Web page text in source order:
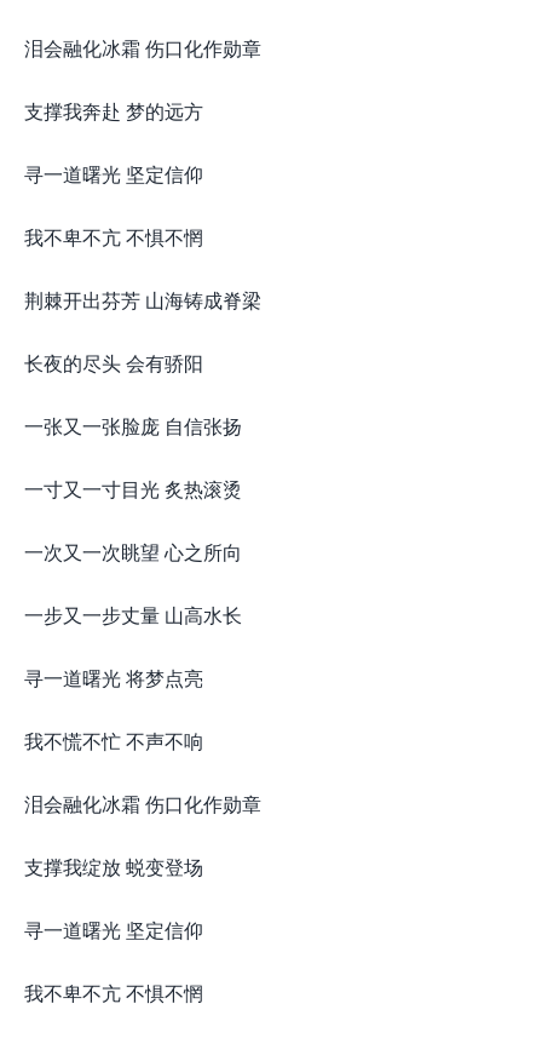
泪会融化冰霜 伤口化作勋章
支撑我奔赴 梦的远方
寻一道曙光 坚定信仰
我不卑不亢 不惧不惘
荆棘开出芬芳 山海铸成脊梁
长夜的尽头 会有骄阳
一张又一张脸庞 自信张扬
一寸又一寸目光 炙热滚烫
一次又一次眺望 心之所向
一步又一步丈量 山高水长
寻一道曙光 将梦点亮
我不慌不忙 不声不响
泪会融化冰霜 伤口化作勋章
支撑我绽放 蜕变登场
寻一道曙光 坚定信仰
我不卑不亢 不惧不惘